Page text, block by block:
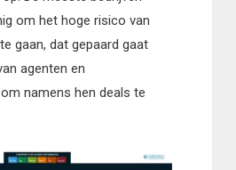
om het hoge risico van
gaan, dat gepaard gaat
agenten en
namens hen deals te